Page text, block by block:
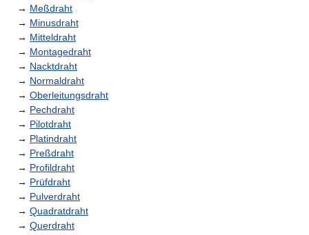
→ Meßdraht
→ Minusdraht
→ Mitteldraht
→ Montagedraht
→ Nacktdraht
→ Normaldraht
→ Oberleitungsdraht
→ Pechdraht
→ Pilotdraht
→ Platindraht
→ Preßdraht
→ Profildraht
→ Prüfdraht
→ Pulverdraht
→ Quadratdraht
→ Querdraht